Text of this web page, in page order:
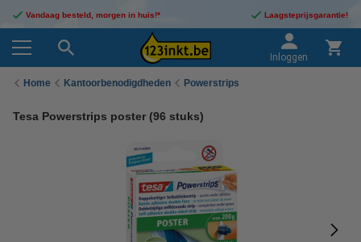
Vandaag besteld, morgen in huis!* Laagsteprijsgarantie!
Inloggen
Home Kantoorbenodigdheden Powerstrips
Tesa Powerstrips poster (96 stuks)